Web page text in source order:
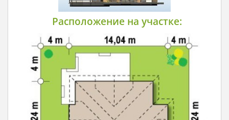
Расположение на участке: